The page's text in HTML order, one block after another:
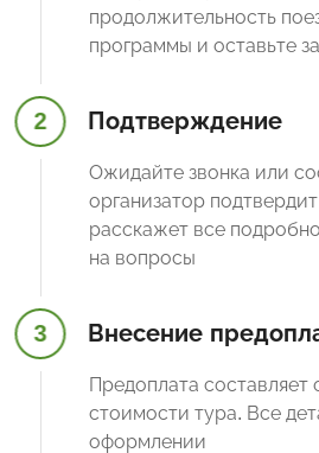
продолжительность
программы и оставьте
2 Подтверждение
Ожидайте звонка или
организатор
расскажет все
на вопросы
3 Внесение
Предоплата составляет
стоимости тура. Все
оформлении